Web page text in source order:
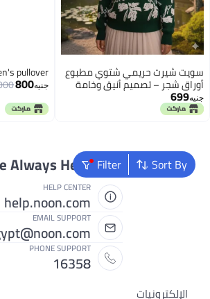
سويت شيرت حريمي شتوي مطبوع
أوراق شجر – تصميم أنيق وخامة
ناعمة دافئة للاستخدام اليومي-
مقس وان سايز
جنيه699
pullover
جنيه800
Sort By
Filter
Always Here To Help
HELP CENTER
help.noon.com
EMAIL SUPPORT
PHONE SUPPORT
16358
الإلكترونيات